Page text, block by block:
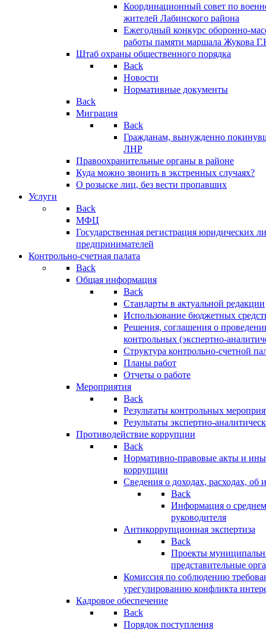
Координационный совет по
жителей Лабинского района
Ежегодный конкурс оборонно-
работы памяти маршала Жукова
Штаб охраны общественного порядка
Back
Новости
Нормативные документы
Back
Миграция
Back
Гражданам, вынужденно
ЛНР
Правоохранительные органы в районе
Куда можно звонить в экстренных случаях?
О розыске лиц, без вести пропавших
Услуги
Back
МФЦ
Государственная регистрация юридических
предпринимателей
Контрольно-счетная палата
Back
Общая информация
Back
Стандарты в актуальной редакции
Использование бюджетных
Решения, соглашения о
контрольных (экспертно-
Структура контрольно-счетной
Планы работ
Отчеты о работе
Мероприятия
Back
Результаты контрольных
Результаты экспертно-
Противодействие коррупции
Back
Нормативно-правовые акты и
коррупции
Сведения о доходах, расходах, об
Back
Информация о
руководителя
Антикоррупционная экспертиза
Back
Проекты
представительные
Комиссия по соблюдению
урегулированию конфликта
Кадровое обеспечение
Back
Порядок поступления